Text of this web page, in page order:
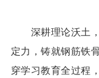
深耕理论沃土，
定力，铸就钢筋铁
穿学习教育全过程